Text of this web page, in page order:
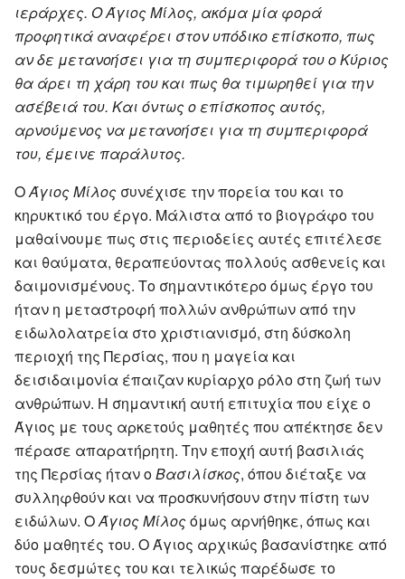
ιεράρχες. Ο Άγιος Μίλος, ακόμα μία φορά
προφητικά αναφέρει στον υπόδικο επίσκοπο, πως
αν δε μετανοήσει για τη συμπεριφορά του ο Κύριος
θα άρει τη χάρη του και πως θα τιμωρηθεί για την
ασέβειά του. Και όντως ο επίσκοπος αυτός,
αρνούμενος να μετανοήσει για τη συμπεριφορά
του, έμεινε παράλυτος.
ΟΆγιος Μίλος συνέχισε την πορεία του και το
κηρυκτικό του έργο. Μάλιστα από το βιογράφο του
μαθαίνουμε πως στις περιοδείες αυτές επιτέλεσε
και θαύματα, θεραπεύοντας πολλούς ασθενείς και
δαιμονισμένους. Το σημαντικότερο όμως έργο του
ήταν η μεταστροφή πολλών ανθρώπων από την
ειδωλολατρεία στο χριστιανισμό, στη δύσκολη
περιοχή της Περσίας, που η μαγεία και
δεισιδαιμονία έπαιζαν κυρίαρχο ρόλο στη ζωή των
ανθρώπων. Η σημαντική αυτή επιτυχία που είχε ο
Άγιος με τους αρκετούς μαθητές που απέκτησε δεν
πέρασε απαρατήρητη. Την εποχή αυτή βασιλιάς
της Περσίας ήταν οΒασιλίσκος, όπου διέταξε να
συλληφθούν και να προσκυνήσουν στην πίστη των
ειδώλων. ΟΆγιος Μίλοςόμως αρνήθηκε, όπως και
δύο μαθητές του. Ο Άγιος αρχικώς βασανίστηκε από
τους δεσμώτες του και τελικώς παρέδωσε το